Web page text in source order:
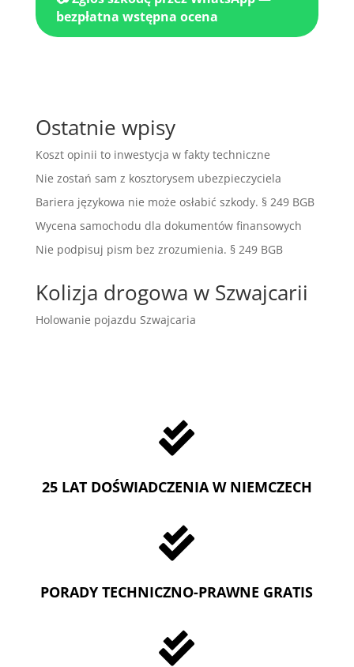
bezpłatna wstępna ocena
Ostatnie wpisy
Koszt opinii to inwestycja w fakty techniczne
Nie zostań sam z kosztorysem ubezpieczyciela
Bariera językowa nie może osłabić szkody. § 249 BGB
Wycena samochodu dla dokumentów finansowych
Nie podpisuj pism bez zrozumienia. § 249 BGB
Kolizja drogowa w Szwajcarii
Holowanie pojazdu Szwajcaria

25 LAT DOŚWIADCZENIA W NIEMCZECH

PORADY TECHNICZNO-PRAWNE GRATIS
